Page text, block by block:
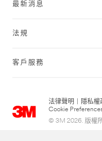
最新消息
法規
客戶服務
法律聲明 隱私權
Cookie
© 3M 2026. 版權